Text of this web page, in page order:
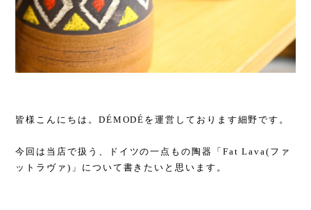
皆様こんにちは。DÉMODÉを運営しております細野です。
今回は当店で扱う、ドイツの一点もの陶器「Fat Lava(ファ
ットラヴァ)」について書きたいと思います。